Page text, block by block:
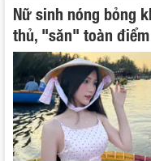
Nữ sinh nóng bỏng
thủ, "săn" toàn